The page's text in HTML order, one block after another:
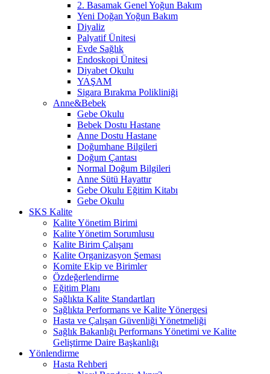
2. Basamak Genel Yoğun Bakım
Yeni Doğan Yoğun Bakım
Diyaliz
Palyatif Ünitesi
Evde Sağlık
Endoskopi Ünitesi
Diyabet Okulu
YAŞAM
Sigara Bırakma Polikliniği
Anne&Bebek
Gebe Okulu
Bebek Dostu Hastane
Anne Dostu Hastane
Doğumhane Bilgileri
Doğum Çantası
Normal Doğum Bilgileri
Anne Sütü Hayattır
Gebe Okulu Eğitim Kitabı
Gebe Okulu
SKS Kalite
Kalite Yönetim Birimi
Kalite Yönetim Sorumlusu
Kalite Birim Çalışanı
Kalite Organizasyon Şeması
Komite Ekip ve Birimler
Özdeğerlendirme
Eğitim Planı
Sağlıkta Kalite Standartları
Sağlıkta Performans ve Kalite Yönergesi
Hasta ve Çalışan Güvenliği Yönetmeliği
Sağlık Bakanlığı Performans Yönetimi ve Kalite
Geliştirme Daire Başkanlığı
Yönlendirme
Hasta Rehberi